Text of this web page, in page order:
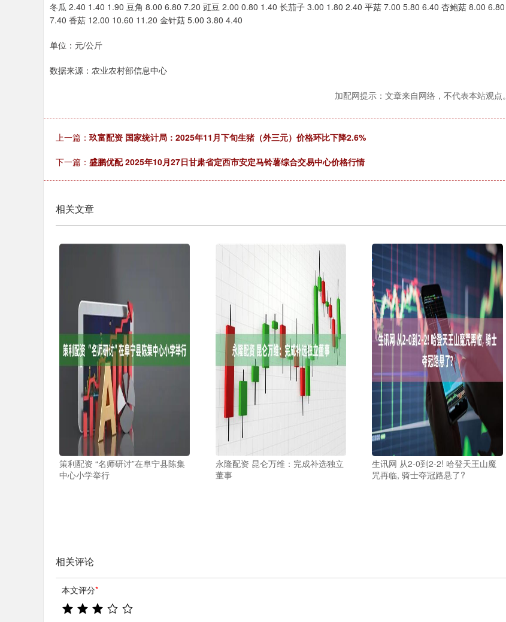
冬瓜 2.40 1.40 1.90 豆角 8.00 6.80 7.20 豇豆 2.00 0.80 1.40 长茄子 3.00 1.80 2.40 平菇 7.00 5.80 6.40 杏鲍菇 8.00 6.80
7.40 香菇 12.00 10.60 11.20 金针菇 5.00 3.80 4.40
单位：元/公斤
数据来源：农业农村部信息中心
加配网提示：文章来自网络，不代表本站观点。
上一篇： 玖富配资 国家统计局：2025年11月下旬生猪（外三元）价格环比下降2.6%
下一篇： 盛鹏优配 2025年10月27日甘肃省定西市安定马铃薯综合交易中心价格行情
相关文章
策利配资 “名师研讨”在阜宁县陈集
中心小学举行
永隆配资 昆仑万维：完成补选独立
董事
生讯网 从2-0到2-2! 哈登天王山魔
咒再临, 骑士夺冠路悬了?
相关评论
本文评分*